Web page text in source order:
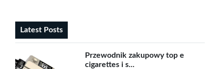
Latest Posts
Przewodnik zakupowy top e
cigarettes i s...